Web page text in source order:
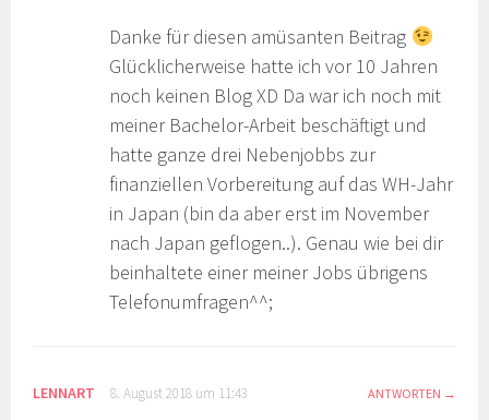
Danke für diesen amüsanten Beitrag
Glücklicherweise hatte ich vor 10 Jahren
noch keinen Blog XD Da war ich noch mit
meiner Bachelor-Arbeit beschäftigt und
hatte ganze drei Nebenjobbs zur
finanziellen Vorbereitung auf das WH-Jahr
in Japan (bin da aber erst im November
nach Japan geflogen..). Genau wie bei dir
beinhaltete einer meiner Jobs übrigens
Telefonumfragen^^;
LENNART 8. August 2018 um 11:43 ANTWORTEN